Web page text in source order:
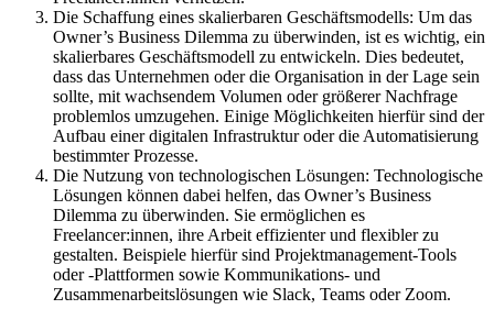
Die Schaffung eines skalierbaren Geschäftsmodells: Um das
Owner’s Business Dilemma zu überwinden, ist es wichtig, ein
skalierbares Geschäftsmodell zu entwickeln. Dies bedeutet,
dass das Unternehmen oder die Organisation in der Lage sein
sollte, mit wachsendem Volumen oder größerer Nachfrage
problemlos umzugehen. Einige Möglichkeiten hierfür sind der
Aufbau einer digitalen Infrastruktur oder die Automatisierung
bestimmter Prozesse.
Die Nutzung von technologischen Lösungen: Technologische
Lösungen können dabei helfen, das Owner’s Business
Dilemma zu überwinden. Sie ermöglichen es
Freelancer:innen, ihre Arbeit effizienter und flexibler zu
gestalten. Beispiele hierfür sind Projektmanagement-Tools
oder -Plattformen sowie Kommunikations- und
Zusammenarbeitslösungen wie Slack, Teams oder Zoom.